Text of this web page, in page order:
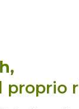
proprio